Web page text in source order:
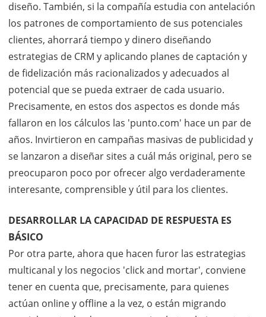
diseño. También, si la compañía estudia con antelación
los patrones de comportamiento de sus potenciales
clientes, ahorrará tiempo y dinero diseñando
estrategias de CRM y aplicando planes de captación y
de fidelización más racionalizados y adecuados al
potencial que se pueda extraer de cada usuario.
Precisamente, en estos dos aspectos es donde más
fallaron en los cálculos las 'punto.com' hace un par de
años. Invirtieron en campañas masivas de publicidad y
se lanzaron a diseñar sites a cuál más original, pero se
preocuparon poco por ofrecer algo verdaderamente
interesante, comprensible y útil para los clientes.
DESARROLLAR LA CAPACIDAD DE RESPUESTA ES
BÁSICO
Por otra parte, ahora que hacen furor las estrategias
multicanal y los negocios 'click and mortar', conviene
tener en cuenta que, precisamente, para quienes
actúan online y offline a la vez, o están migrando